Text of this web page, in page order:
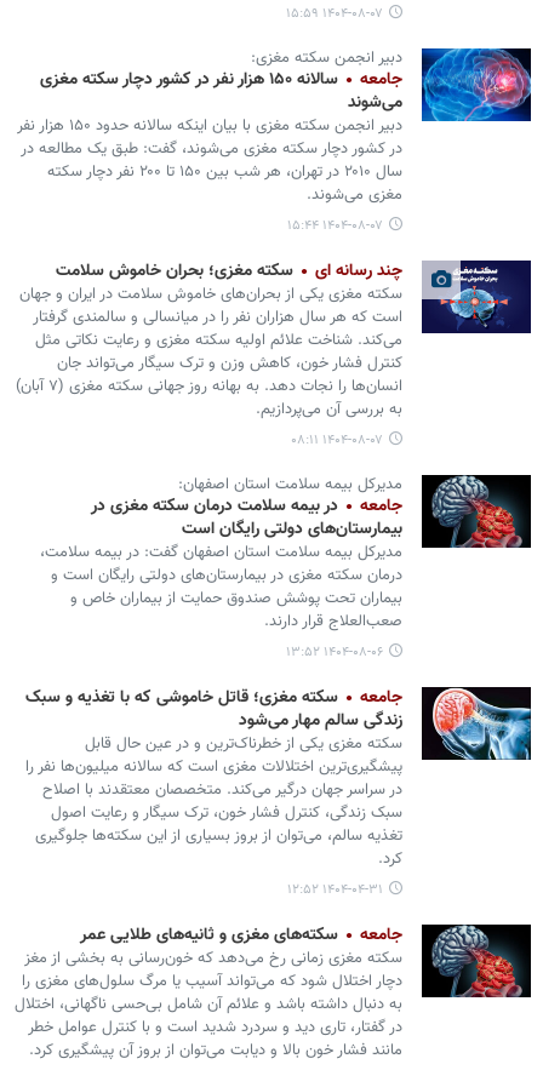
۱۴۰۴-۰۸-۰۷ ۱۵:۵۹
دبیر انجمن سکته مغزی:
جامعه
سالانه ۱۵۰ هزار نفر در کشور دچار سکته مغزی
می‌شوند
دبیر انجمن سکته مغزی با بیان اینکه سالانه حدود ۱۵۰ هزار نفر
در کشور دچار سکته مغزی می‌شوند، گفت: طبق یک مطالعه در
سال ۲۰۱۰ در تهران، هر شب بین ۱۵۰ تا ۲۰۰ نفر دچار سکته
مغزی می‌شوند.
۱۴۰۴-۰۸-۰۷ ۱۵:۴۴
چند رسانه ای سکته مغزی؛ بحران خاموش سلامت
سکته مغزی یکی از بحران‌های خاموش سلامت در ایران و جهان
است که هر سال هزاران نفر را در میانسالی و سالمندی گرفتار
می‌کند. شناخت علائم اولیه سکته مغزی و رعایت نکاتی مثل
کنترل فشار خون، کاهش وزن و ترک سیگار می‌تواند جان
انسان‌ها را نجات دهد. به بهانه روز جهانی سکته مغزی (۷ آبان)
به بررسی آن می‌پردازیم.
۱۴۰۴-۰۸-۰۷ ۰۸:۱۱
مدیرکل بیمه سلامت استان اصفهان:
جامعه
در بیمه سلامت درمان سکته مغزی در
بیمارستان‌های دولتی رایگان است
مدیرکل بیمه سلامت استان اصفهان گفت: در بیمه سلامت،
درمان سکته مغزی در بیمارستان‌های دولتی رایگان است و
بیماران تحت پوشش صندوق حمایت از بیماران خاص و
صعب‌العلاج قرار دارند.
۱۴۰۴-۰۸-۰۶ ۱۳:۵۲
جامعه
سکته مغزی؛ قاتل خاموشی که با تغذیه و سبک
زندگی سالم مهار می‌شود
سکته مغزی یکی از خطرناک‌ترین و در عین حال قابل
پیشگیری‌ترین اختلالات مغزی است که سالانه میلیون‌ها نفر را
در سراسر جهان درگیر می‌کند. متخصصان معتقدند با اصلاح
سبک زندگی، کنترل فشار خون، ترک سیگار و رعایت اصول
تغذیه سالم، می‌توان از بروز بسیاری از این سکته‌ها جلوگیری
کرد.
۱۴۰۴-۰۴-۳۱ ۱۲:۵۲
جامعه سکته‌های مغزی و ثانیه‌های طلایی عمر
سکته مغزی زمانی رخ می‌دهد که خون‌رسانی به بخشی از مغز
دچار اختلال شود که می‌تواند آسیب یا مرگ سلول‌های مغزی را
به دنبال داشته باشد و علائم آن شامل بی‌حسی ناگهانی، اختلال
در گفتار، تاری دید و سردرد شدید است و با کنترل عوامل خطر
مانند فشار خون بالا و دیابت می‌توان از بروز آن پیشگیری کرد.